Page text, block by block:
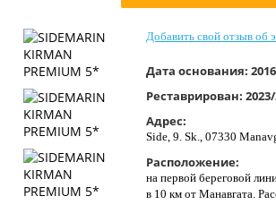
Добавить свой отзыв об
Дата основания: 2016
Реставрирован:
Адрес:
Side, 9. Sk., 07330
Расположение:
на первой береговой
в 10 км от Манавгата.